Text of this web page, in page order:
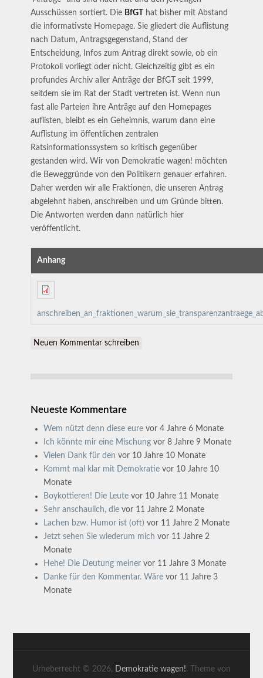
Ausschüssen sortiert. Die BfGT
hat bisher mit Abstand
die informativste Homepage. Sie gliedert die Auflistung
nach Datum, Antragsgegenstand, Stand der
Entscheidung, Infos zum Antrag direkt sowie, ob ein
Protokoll vorliegt oder nicht. Gleichzeitig gibt es ein
profundes Archiv aller Anträge der BfGT seit 1999,
seitdem sie im Rat der Stadt vertreten ist. Wenn nun
fast alle Parteien ihre Anträge auf den Homepages
auflisten, bleibt es ein Geheimnis, warum dann eine
Auflistung im öffentlichen zentralen
Ratsinformationssystem so kritisch gegenüber
gestanden wird. Wir von Demokratie wagen! möchten
die Beweggründe von den Politikern genauer erfahren.
Daher werden wir alle Fraktionen, die unseren Antrag
abgelehnt haben, anschreiben und um Gründe bitten.
Die Antworten werden dann natürlich hier
veröffentlicht.
Anhang
Neuen Kommentar schreiben
Neueste Kommentare
Wem nützt denn diese eure vor 4 Jahre 6 Monate
Ich könnte mir eine Mischung vor 8 Jahre 9 Monate
Vielen Dank für den vor 10 Jahre 10 Monate
Kommt mal klar mit Demokratie vor 10 Jahre 10
Monate
Boykottieren! Die Leute vor 10 Jahre 11 Monate
Sehr anschaulich, die vor 11 Jahre 2 Monate
Lachen bzw. Humor ist (oft) vor 11 Jahre 2 Monate
Jetzt sehen Sie wiederum mich vor 11 Jahre 2
Monate
Hehe! Die Deutung meiner vor 11 Jahre 3 Monate
Danke für den Kommentar. Wäre vor 11 Jahre 3
Monate
Urheberrecht © 2026, Demokratie wagen!. Theme von